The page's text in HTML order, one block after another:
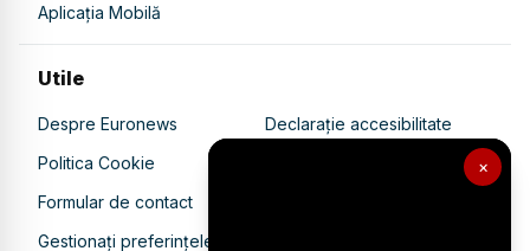
×
Aplicația Mobilă
Utile
Despre Euronews
Declarație accesibilitate
Politica Cookie
Politica de confidențialitate
Formular de contact
Gestionați preferințele